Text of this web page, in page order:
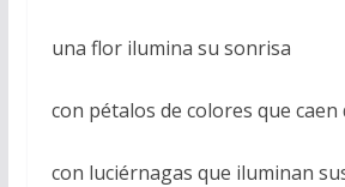
una flor ilumina su sonrisa
con pétalos de colores que
con luciérnagas que iluminan